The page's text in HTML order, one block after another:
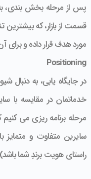
پس از مرحله بخش بندی،
قسمت از بازار، که بیشترین
مورد هدف قرار داده و برای
Positioning
در جایگاه یابی، به
خدماتمان در مقایسه با
مرحله برنامه ریزی می کنیم
سایرین متفاوت و متمایز
راستای هویت برندِ شما باشد)